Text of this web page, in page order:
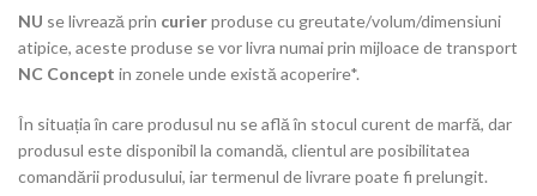
NU se livrează prin curierproduse cu greutate/volum/dimensiuni
atipice, aceste produse se vor livra numai prin mijloace de transport
NC Concept in zonele unde există acoperire*.
În situația în care produsul nu se află în stocul curent de marfă, dar
produsul este disponibil la comandă, clientul are posibilitatea
comandării produsului, iar termenul de livrare poate fi prelungit.